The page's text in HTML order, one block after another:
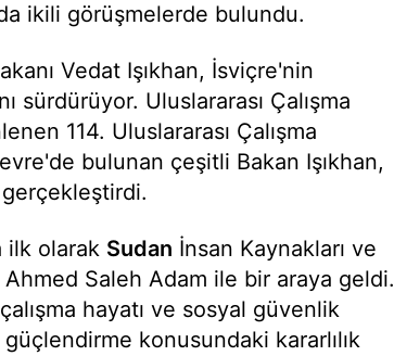
ikili görüşmelerde bulundu.
Vedat Işıkhan, İsviçre'nin
sürdürüyor. Uluslararası Çalışma
114. Uluslararası Çalışma
bulunan çeşitli Bakan Işıkhan,
ilk olarak Sudan İnsan Kaynakları ve
Saleh Adam ile bir araya geldi.
hayatı ve sosyal güvenlik
konusundaki kararlılık